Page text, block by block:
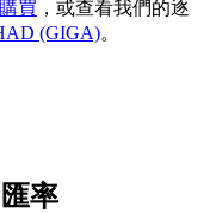
買 ，或查看我們的逐
(GIGA)。
率